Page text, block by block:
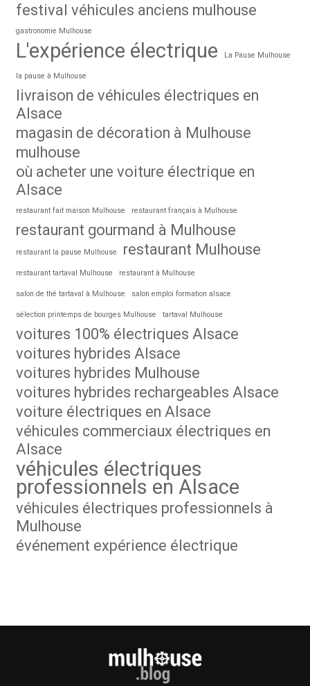
festival véhicules anciens mulhouse
gastronomie Mulhouse
L'expérience électrique La Pause Mulhouse
la pause à Mulhouse
livraison de véhicules électriques en
Alsace
magasin de décoration à Mulhouse
mulhouse
où acheter une voiture électrique en
Alsace
restaurant fait maison Mulhouse restaurant français à Mulhouse
restaurant gourmand à Mulhouse
restaurant la pause Mulhouse restaurant Mulhouse
restaurant tartaval Mulhouse restaurant à Mulhouse
salon de thé tartaval à Mulhouse salon emploi formation alsace
sélection printemps de bourges Mulhouse tartaval Mulhouse
voitures 100% électriques Alsace
voitures hybrides Alsace
voitures hybrides Mulhouse
voitures hybrides rechargeables Alsace
voiture électriques en Alsace
véhicules commerciaux électriques en
Alsace
véhicules électriques
professionnels en Alsace
véhicules électriques professionnels à
Mulhouse
événement expérience électrique